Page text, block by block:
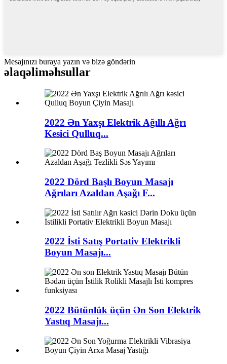
Mesajınızı buraya yazın və bizə göndərin
əlaqəliməhsullar
2022 Ən Yaxşı Elektrik Ağıllı Ağrı
Kesici Qulluq...
2022 Dörd Başlı Boyun Masajı
Ağrıları Azaldan Aşağı F...
2022 İsti Satış Portativ Elektrikli
Boyun Masajı...
2022 Bütünlük üçün Ən Son Elektrik
Yastıq Masajı...